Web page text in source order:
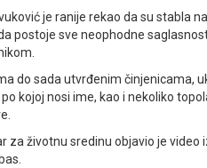
je ranije rekao da su stabla
postoje sve neophodne
do sada utvrđenim činjenicama,
kojoj nosi ime, kao i nekoliko
za životnu sredinu objavio je video